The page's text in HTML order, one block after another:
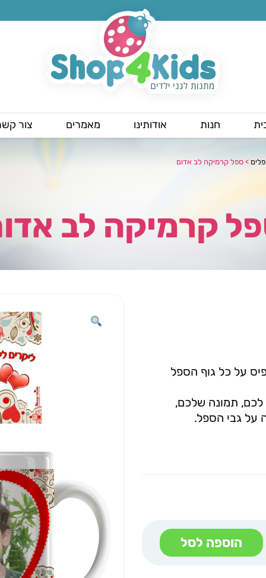
חנות אודותינו מאמרים צור
> ספל קרמיקה לב אדום
קרמיקה לב
על כל גוף הספל
תמונה שלכם,
על גבי הספל.
הוספה לסל